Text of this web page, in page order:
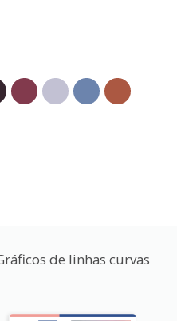
de linhas curvas